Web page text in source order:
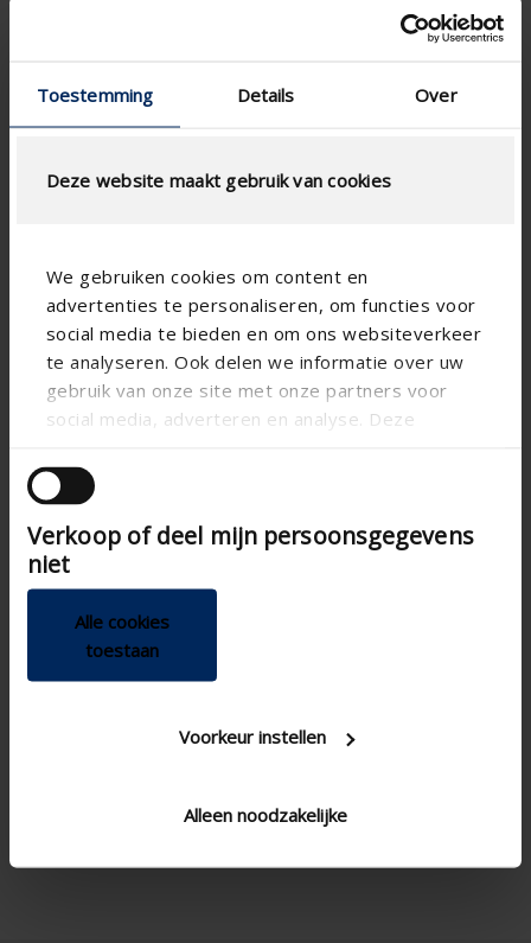
Toestemming Details Over
Deze website maakt gebruik van cookies
We gebruiken cookies om content en
advertenties te personaliseren, om functies voor
social media te bieden en om ons websiteverkeer
te analyseren. Ook delen we informatie over uw
gebruik van onze site met onze partners voor
social media, adverteren en analyse. Deze
andere informatie die u aan ze heeft verstrekt of
die ze hebben verzameld op basis van uw gebruik
van hun services.
Verkoop of deel mijn persoonsgegevens
niet
Alle cookies
toestaan
Voorkeur instellen
Alleen noodzakelijke